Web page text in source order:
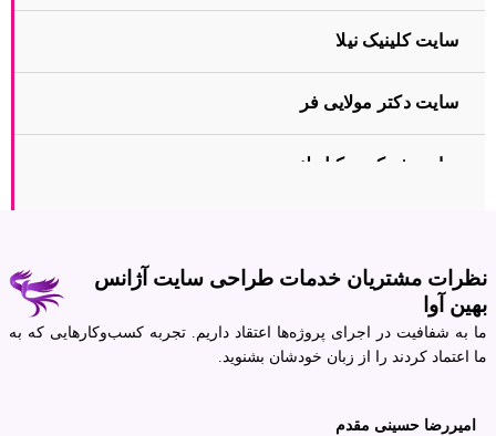
سایت کلینیک نیلا
سایت دکتر مولایی فر
سایت شرکت وکیل لند
نظرات مشتریان خدمات طراحی سایت آژانس
بهین آوا
ما به شفافیت در اجرای پروژه‌ها اعتقاد داریم. تجربه کسب‌وکارهایی که به
ما اعتماد کردند را از زبان خودشان بشنوید.
امیررضا حسینی مقدم